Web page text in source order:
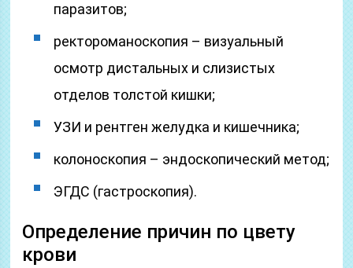
паразитов;
ректороманоскопия – визуальный
осмотр дистальных и слизистых
отделов толстой кишки;
УЗИ и рентген желудка и кишечника;
колоноскопия – эндоскопический метод;
ЭГДС (гастроскопия).
Определение причин по цвету
крови